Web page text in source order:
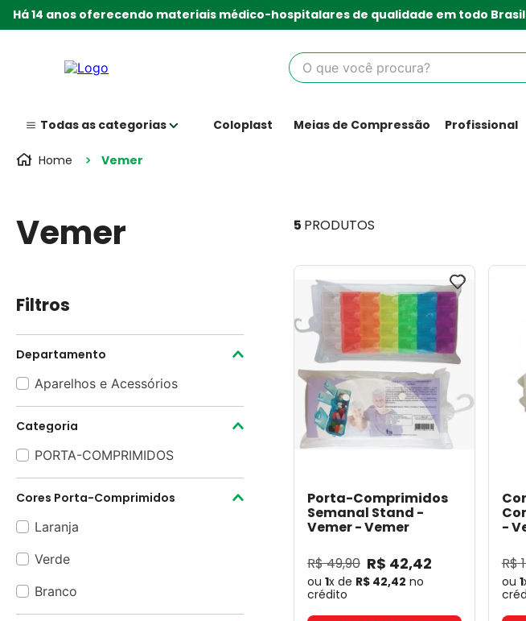
Há 14 anos oferecendo materiais médico-hospitalares de qualidade em todo Brasil
O que você procura?
Coloplast Meias de Compressão Profissional
Vemer
Vemer
Filtros
Departamento
Aparelhos e Acessórios
Categoria
PORTA-COMPRIMIDOS
Cores Porta-Comprimidos
Laranja
Verde
Branco
5 PRODUTOS
Porta-Comprimidos
Semanal Stand -
Vemer- Vemer
R$49,90 R$ 42,42
ou 1x de R$ 42,42 no
crédito
-
R$
ou 1